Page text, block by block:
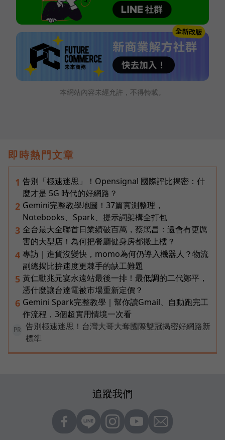
本網站內容未經允許，不得轉載。
即時熱門文章
1 告別「極速迷思」！Opensignal 國際評比揭密：什
麼才是 5G 時代的好網路？
2 Gemini完整教學地圖！37篇實測整理，
Notebooks、Spark、提示詞架構全打包
3 全台最大全聯首日業績破百萬，蔡篤昌：還會有更厲
害的大型店！為何把餐廳健身房都搬上樓？
4 專訪｜進貨沒變快，momo為何仍導入機器人？物流
副總揭比拚速度更棘手的缺工難題
5 黃仁勳兆元宴永遠站最後一排！最低調的二代鄭平，
憑什麼讓台達電被市場重新定價？
6 Gemini Spark完整教學｜幫你讀Gmail、自動跑完工
作流程，3個超實用情境一次看
PR
告別極速迷思！台灣大哥大奪國際雙冠揭密好網路新
標準
追蹤我們